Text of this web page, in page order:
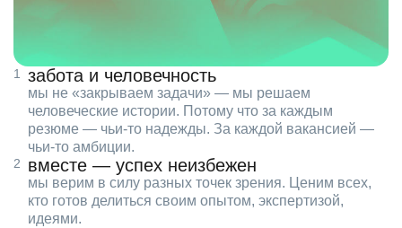
забота и человечность
мы не «закрываем задачи» — мы решаем
человеческие истории. Потому что за каждым
резюме — чьи‑то надежды. За каждой вакансией —
чьи‑то амбиции.
вместе — успех неизбежен
мы верим в силу разных точек зрения. Ценим всех,
кто готов делиться своим опытом, экспертизой,
идеями.